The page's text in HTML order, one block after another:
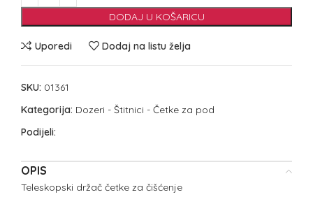
DODAJ U KOŠARICU
Uporedi Dodaj na listu želja
SKU: 01361
Kategorija: Dozeri - Štitnici - Četke za pod
Podijeli:
OPIS
Teleskopski držač četke za čišćenje